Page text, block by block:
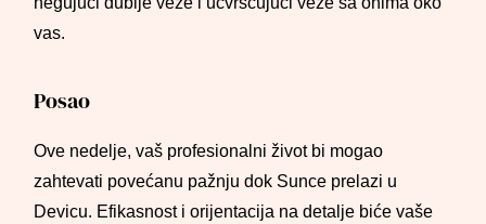
vas.
Posao
Ove nedelje, vaš profesionalni život bi mogao
zahtevati povećanu pažnju dok Sunce prelazi u
Devicu. Efikasnost i orijentacija na detalje biće vaše